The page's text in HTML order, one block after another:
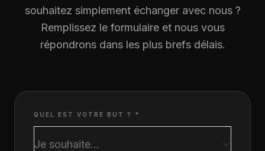
souhaitez simplement échanger avec nous ?
Remplissez le formulaire et nous vous
répondrons dans les plus brefs délais.
QUEL EST VOTRE BUT ? *
Je souhaite...